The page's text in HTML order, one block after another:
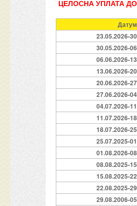
ЦЕЛОСНА УПЛАТА ДО
23.05.2026-
30.05.2026-
06.06.2026-
13.06.2026-
20.06.2026-
27.06.2026-
04.07.2026-
11.07.2026-
18.07.2026-
25.07.2025-
01.08.2026-
08.08.2025-
15.08.2025-
22.08.2025-
29.08.2006-